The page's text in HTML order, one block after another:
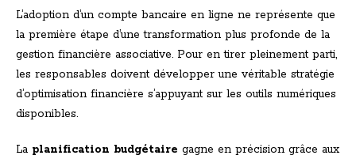
L’adoption d’un compte bancaire en ligne ne représente que
la première étape d’une transformation plus profonde de la
gestion financière associative. Pour en tirer pleinement parti,
les responsables doivent développer une véritable stratégie
d’optimisation financière s’appuyant sur les outils numériques
disponibles.
La planification budgétaire gagne en précision grâce aux